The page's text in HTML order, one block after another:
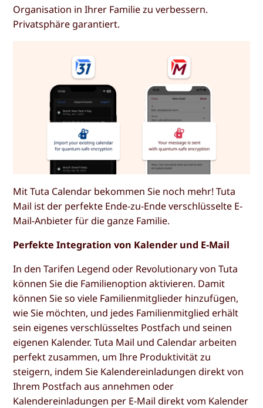
Organisation in Ihrer Familie zu verbessern.
Privatsphäre garantiert.
Mit Tuta Calendar bekommen Sie noch mehr! Tuta
Mail ist der perfekte Ende-zu-Ende verschlüsselte E-
Mail-Anbieter für die ganze Familie.
Perfekte Integration von Kalender und E-Mail
In den Tarifen Legend oder Revolutionary von Tuta
können Sie die Familienoption aktivieren. Damit
können Sie so viele Familienmitglieder hinzufügen,
wie Sie möchten, und jedes Familienmitglied erhält
sein eigenes verschlüsseltes Postfach und seinen
eigenen Kalender. Tuta Mail und Calendar arbeiten
perfekt zusammen, um Ihre Produktivität zu
steigern, indem Sie Kalendereinladungen direkt von
Ihrem Postfach aus annehmen oder
Kalendereinladungen per E-Mail direkt vom Kalender